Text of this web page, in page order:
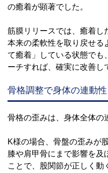
の癒着が顕著でした。
筋膜リリースでは、癒着し
本来の柔軟性を取り戻せる
て癒着」している状態でも
ーチすれば、確実に改善し
骨格調整で身体の連動
骨格の歪みは、身体全体の
K様の場合、骨盤の歪みが
膝や肩甲骨にまで影響を及
ことで、股関節が正しく動